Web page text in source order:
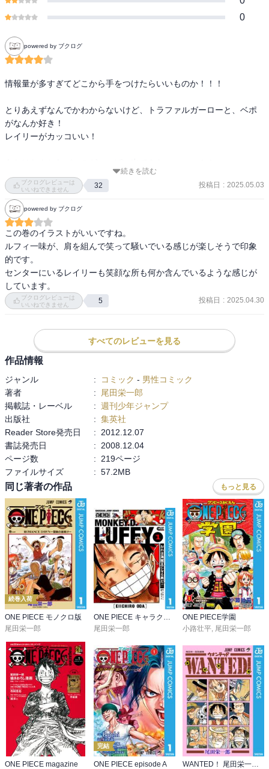
0
powered by ブクログ
情報量が多すぎてどこから手をつけたらいいものか！！！
とりあえずなんでかわからないけど、トラファルガーローと、ベポ
がなんか好き！
レイリーがカッコいい！
続きを読む
ブクログレビューは
いいねできません
32 投稿日 : 2025.05.03
powered by ブクログ
この巻のイラストがいいですね。
ルフィ一味が、肩を組んで笑って騒いでいる感じが楽しそうで印象
的です。
センターにいるレイリーも笑顔な所も何か含んでいるような感じが
しています。
ブクログレビューは
いいねできません
5 投稿日 : 2025.04.30
すべてのレビューを見る
作品情報
ジャンル : コミック - 男性コミック
著者
:
尾田栄一郎
掲載誌・レーベル
: 週刊少年ジャンプ
出版社
: 集英社
Reader Store発売日
:
2012.12.07
書誌発売日
:
2008.12.04
ページ数
:
219ページ
ファイルサイズ
: 57.2MB
同じ著者の作品 もっと見る
続巻入荷
ONE PIECE モノクロ版
尾田栄一郎
ONE PIECE キャラクターリミックス
尾田栄一郎
ONE PIECE学園
小路壮平, 尾田栄一郎
ONE PIECE magazine
完結
ONE PIECE episode A